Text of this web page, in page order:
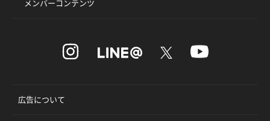
メンバーコンテンツ
広告について